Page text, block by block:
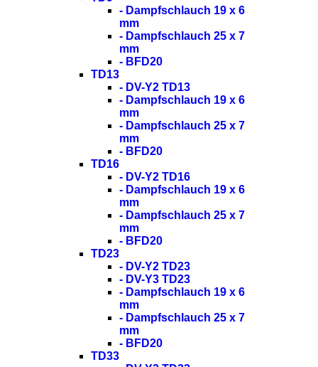
- Dampfschlauch 19 x 6
mm
- Dampfschlauch 25 x 7
mm
- BFD20
TD13
- DV-Y2 TD13
- Dampfschlauch 19 x 6
mm
- Dampfschlauch 25 x 7
mm
- BFD20
TD16
- DV-Y2 TD16
- Dampfschlauch 19 x 6
mm
- Dampfschlauch 25 x 7
mm
- BFD20
TD23
- DV-Y2 TD23
- DV-Y3 TD23
- Dampfschlauch 19 x 6
mm
- Dampfschlauch 25 x 7
mm
- BFD20
TD33